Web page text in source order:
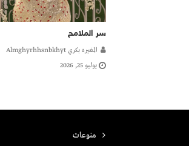
سر الملامح
المغيره بكري Almghyrhhsnbkhyt
يوليو 25, 2026
منوعات